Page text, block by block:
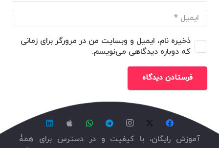
ذخیره نام، ایمیل و وبسایت من در مرورگر برای زمانی
که دوباره دیدگاهی می‌نویسم.
فرستادن دیدگاه
آموزش رایگان، با کیفیت و در دسترس برای همۀ